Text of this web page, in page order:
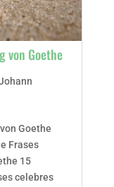
von Goethe
Goethe
Frases
15
celebres